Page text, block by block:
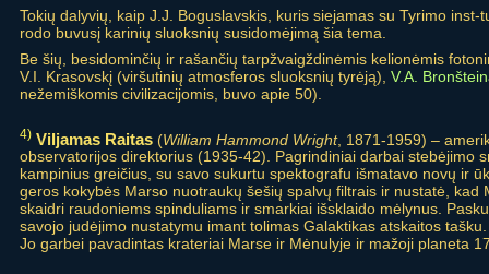
Tokių dalyvių, kaip J.J. Boguslavskis, kuris siejamas su Tyrimo
rodo buvusį karinių sluoksnių susidomėjimą šia tema.
Be šių, besidominčių ir rašančių tarpžvaigždinėmis kelionėmis
V.I. Krasovskį (viršutinių atmosferos sluoksnių tyrėją), V.A.
nežemiškomis civilizacijomis, buvo apie 50).
4) Viljamas Raitas (William Hammond Wright, 1871-1959) –
observatorijos direktorius (1935-42). Pagrindiniai darbai stebėjimo
kampinius greičius, su savo sukurtu spektografu išmatavo novų ir
geros kokybės Marso nuotraukų šešių spalvų filtrais ir nustatė, kad
skaidri raudoniems spinduliams ir smarkiai išsklaido mėlynus.
savojo judėjimo nustatymu imant tolimas Galaktikas atskaitos tašku.
Jo garbei pavadintas krateriai Marse ir Mėnulyje ir mažoji planeta